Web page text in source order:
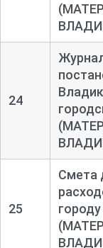
24
25
Смета